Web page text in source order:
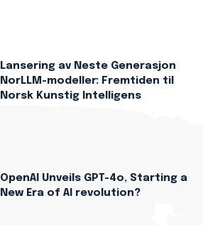
Lansering av Neste Generasjon
NorLLM-modeller: Fremtiden til
Norsk Kunstig Intelligens
OpenAI Unveils GPT-4o, Starting a
New Era of AI revolution?